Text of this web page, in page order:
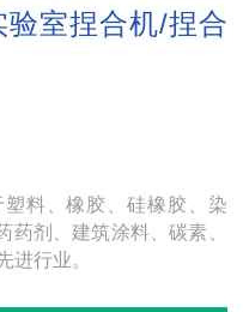
室捏合机/捏合
料、橡胶、硅橡胶、染
剂、建筑涂料、碳素、
进行业。